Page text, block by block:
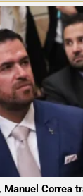
Manuel Correa